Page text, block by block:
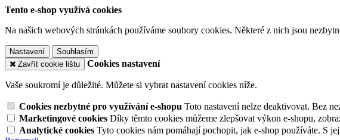
Tento e-shop využívá cookies
Na našich webových stránkách používáme soubory cookies. Některé z nich jsou
Nastavení
Souhlasím
Zavřít cookie lištu
Cookies nastavení
Vaše soukromí je důležité. Můžete si vybrat nastavení cookies níže.
Cookies nezbytné pro využívání e-shopu Toto nastavení nelze deaktivovat. Bez
Marketingové cookies Díky těmto cookies můžeme zlepšovat výkon e-shopu,
Analytické cookies Tyto cookies nám pomáhají pochopit, jak e-shop používáte. S